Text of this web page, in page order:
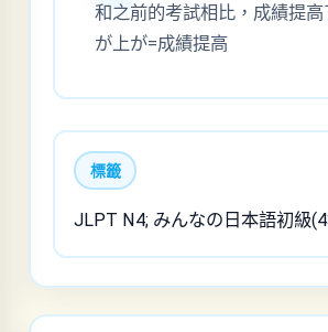
和之前的考試相比，成績提高了。
が上が=成績提高
標籤
JLPT N4; みんなの日本語初級